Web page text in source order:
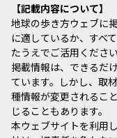
記載内容について
地球の歩き方ウェブに
に適しているか、すべ
たうえでご活用ください
掲載情報は、できるだ
ています。しかし、取
種情報が変更されるこ
じることもあります。
本ウェブサイトを利用